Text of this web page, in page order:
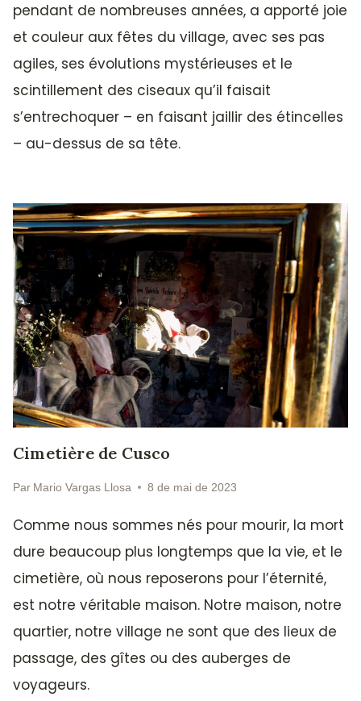
pendant de nombreuses années, a apporté joie
et couleur aux fêtes du village, avec ses pas
agiles, ses évolutions mystérieuses et le
scintillement des ciseaux qu’il faisait
s’entrechoquer – en faisant jaillir des étincelles
– au-dessus de sa tête.
Cimetière de Cusco
Par Mario Vargas Llosa 8 de mai de 2023
Comme nous sommes nés pour mourir, la mort
dure beaucoup plus longtemps que la vie, et le
cimetière, où nous reposerons pour l’éternité,
est notre véritable maison. Notre maison, notre
quartier, notre village ne sont que des lieux de
passage, des gîtes ou des auberges de
voyageurs.